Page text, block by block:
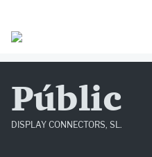
Públic
DISPLAY CONNECTORS, SL.